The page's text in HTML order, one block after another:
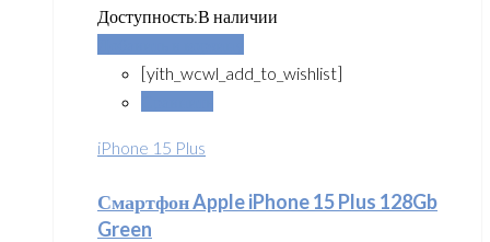
Доступность:В наличии
[yith_wcwl_add_to_wishlist]
iPhone 15 Plus
Смартфон Apple iPhone 15 Plus 128Gb
Green